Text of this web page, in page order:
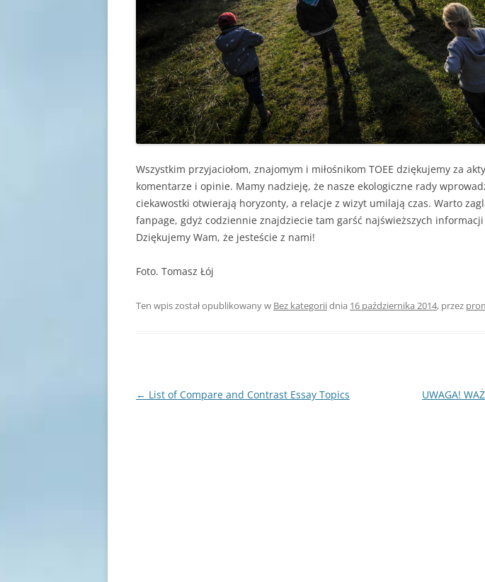
Wszystkim przyjaciołom, znajomym i miłośnikom TOEE dziękujemy za
komentarze i opinie. Mamy nadzieję, że nasze ekologiczne rady
ciekawostki otwierają horyzonty, a relacje z wizyt umilają czas. Warto
fanpage, gdyż codziennie znajdziecie tam garść najświeższych informacji
Dziękujemy Wam, że jesteście z nami!
Foto. Tomasz Łój
Ten wpis został opublikowany w Bez kategoriidnia 16 października 2014, przez
Nawigacja
← List of Compare and Contrast Essay Topics UWAGA!